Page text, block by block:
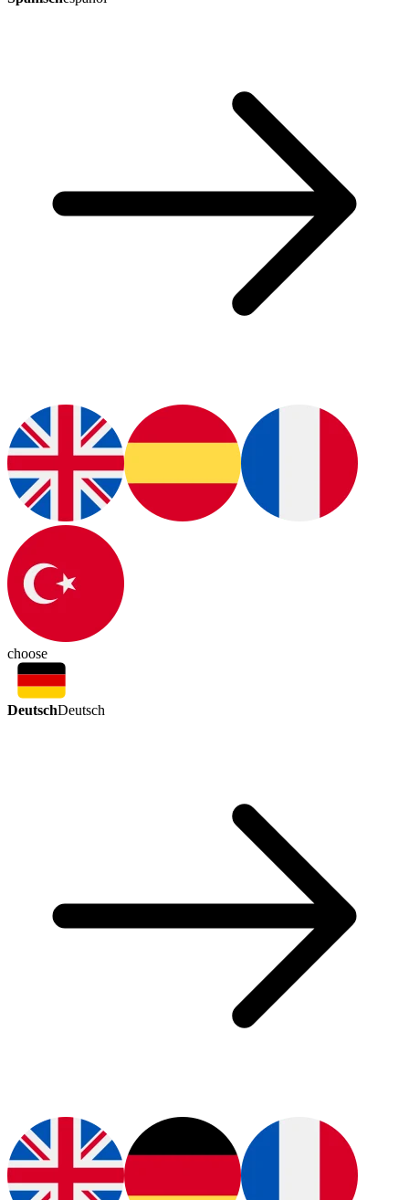
choose
DeutschDeutsch